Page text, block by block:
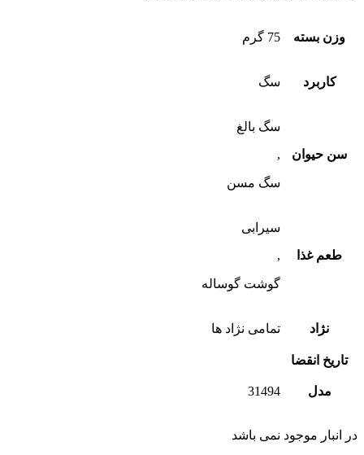
وزن بسته 75 گرم
کاربرد سگ
سن حیوان
سگ بالغ
,
سگ مسن
طعم غذا
سیرابی
,
گوشت گوساله
نژاد تمامی نژاد ها
تاریخ انقضا
مدل 31494
در انبار موجود نمی باشد